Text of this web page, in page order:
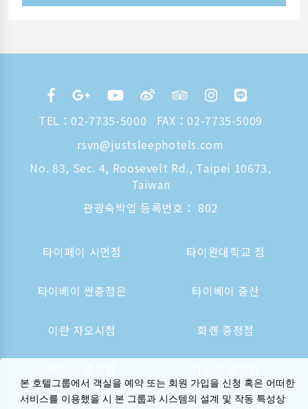
TEL： 02-7735-5000
FAX：02-7735-5009
rsvn@justsleephotels.com
No. 83, Sec. 4, Roosevelt Rd., Taipei 10673,
Taiwan
관광숙박업 등록번호： 802
타이페이 시먼점 타이완대학교 점
타이베이 싼충점은 타이베이 중산
이란 자오시점 화롄 종정점
본 호텔그룹에서 객실을 예약 또는 회원 가입을 신청 혹은 어떠한
서비스를 이용했을 시 본 그룹과 시스템의 설계 및 작동 특성상